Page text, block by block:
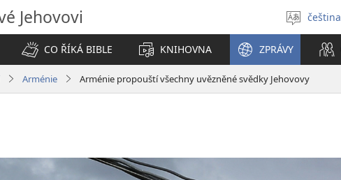
Jehovovi
Vybrat
jazyk
čeština
CO ŘÍKÁ BIBLE KNIHOVNA ZPRÁVY
Arménie Arménie propouští všechny uvězněné svědky Jehovovy